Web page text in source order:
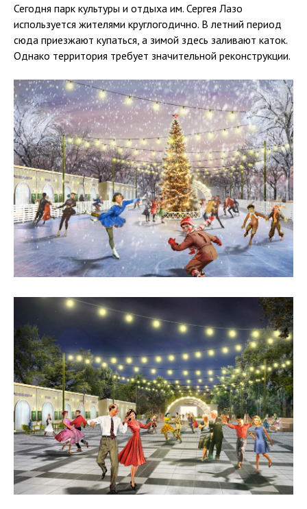
Сегодня парк культуры и отдыха им. Сергея Лазо
используется жителями круглогодично. В летний период
сюда приезжают купаться, а зимой здесь заливают каток.
Однако территория требует значительной реконструкции.